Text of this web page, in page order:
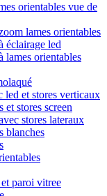
orientables vue de
lames orientables
éclairage led
lames orientables
led et stores verticaux
et stores screen
stores lateraux
blanches
paroi vitree